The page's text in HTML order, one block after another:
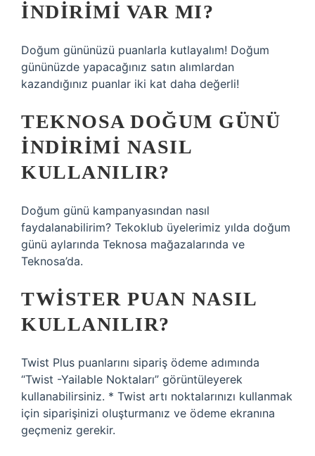
INDIRIMI VAR MI?
Doğum gününüzü puanlarla kutlayalım! Doğum
gününüzde yapacağınız satın alımlardan
kazandığınız puanlar iki kat daha değerli!
TEKNOSA DOĞUM GÜNÜ
INDIRIMI NASIL
KULLANILIR?
Doğum günü kampanyasından nasıl
faydalanabilirim? Tekoklub üyelerimiz yılda doğum
günü aylarında Teknosa mağazalarında ve
Teknosa’da.
TWISTER PUAN NASIL
KULLANILIR?
Twist Plus puanlarını sipariş ödeme adımında
“Twist -Yailable Noktaları” görüntüleyerek
kullanabilirsiniz. * Twist artı noktalarınızı kullanmak
için siparişinizi oluşturmanız ve ödeme ekranına
geçmeniz gerekir.